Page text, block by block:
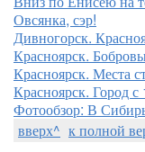
Овсянка, сэр!
Дивногорск.
Красноярск.
Красноярск. Места
Красноярск. Город
Фотообзор: В
вверх^ к полной